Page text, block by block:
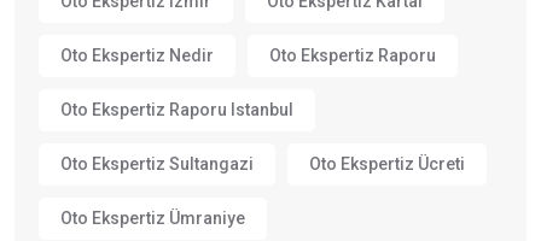
Oto Ekspertiz Nedir Oto Ekspertiz Raporu
Oto Ekspertiz Raporu Istanbul
Oto Ekspertiz Sultangazi Oto Ekspertiz Ücreti
Oto Ekspertiz Ümraniye